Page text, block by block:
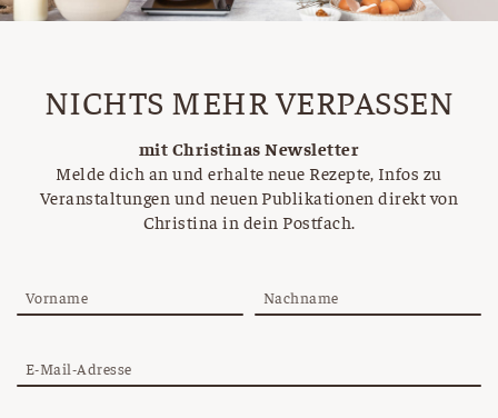
NICHTS MEHR VERPASSEN
mit Christinas Newsletter
Melde dich an und erhalte neue Rezepte, Infos zu
Veranstaltungen und neuen Publikationen direkt von
Christina in dein Postfach.
Vorname Nachname
E-Mail-Adresse